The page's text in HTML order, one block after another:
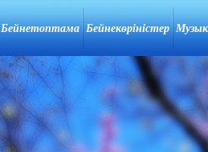
Бейнетоптама Бейнекөріністер